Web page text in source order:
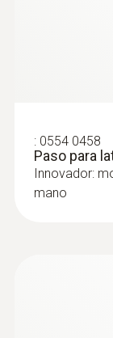
: 0554 0458
Paso para
Innovador:
mano